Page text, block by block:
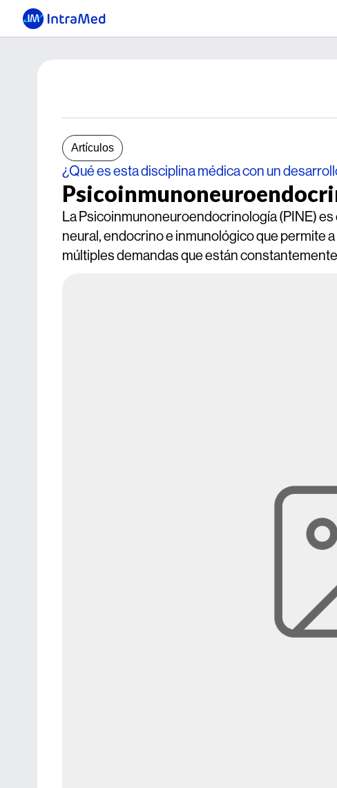
Artículos
¿Qué es esta disciplina médica con un
La Psicoinmunoneuroendocrinología (PINE)
neural, endocrino e inmunológico que permite
múltiples demandas que están